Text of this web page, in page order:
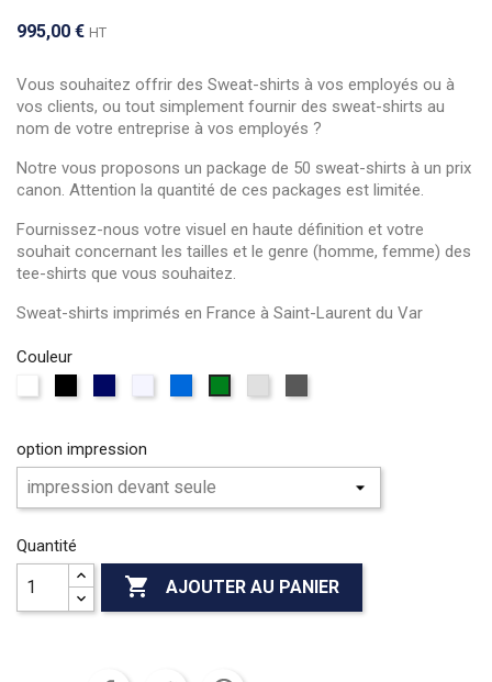
995,00 € HT
Vous souhaitez offrir des Sweat-shirts à vos employés ou à
vos clients, ou tout simplement fournir des sweat-shirts au
nom de votre entreprise à vos employés ?
Notre vous proposons un package de 50 sweat-shirts à un prix
canon. Attention la quantité de ces packages est limitée.
Fournissez-nous votre visuel en haute définition et votre
souhait concernant les tailles et le genre (homme, femme) des
tee-shirts que vous souhaitez.
Sweat-shirts imprimés en France à Saint-Laurent du Var
Couleur
option impression
Quantité
 AJOUTER AU PANIER